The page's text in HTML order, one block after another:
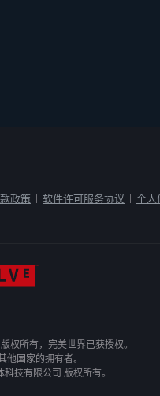
政策 软件许可服务协议 个人
权所有，完美世界已获授权。
他国家的拥有者。
技有限公司 版权所有。